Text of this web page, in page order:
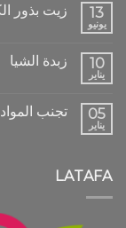
13
يونيو
زيت بذور
10
يناير
زبدة الشيا
05
يناير
تجنب
LATAFA